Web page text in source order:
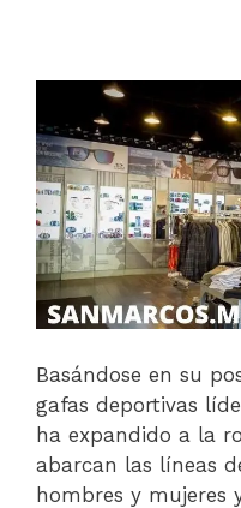
Basándose en su
gafas deportivas
ha expandido a la
abarcan las líneas
hombres y mujeres